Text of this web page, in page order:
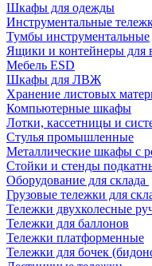
Шкафы для одежды
Инструментальные
Тумбы инструментальные
Ящики и контейнеры для
Мебель ESD
Шкафы для ЛВЖ
Хранение листовых
Компьютерные шкафы
Лотки, кассетницы и
Стулья промышленные
Металлические шкафы с
Стойки и стенды
Оборудование для склада
Грузовые тележки для
Тележки двухколесные
Тележки для баллонов
Тележки платформенные
Тележки для бочек